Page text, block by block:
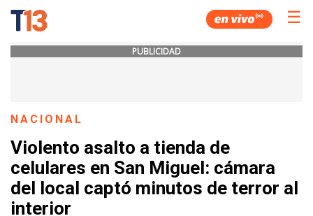
☰
PUBLICIDAD
NACIONAL
Violento asalto a tienda de
celulares en San Miguel: cámara
del local captó minutos de terror al
interior